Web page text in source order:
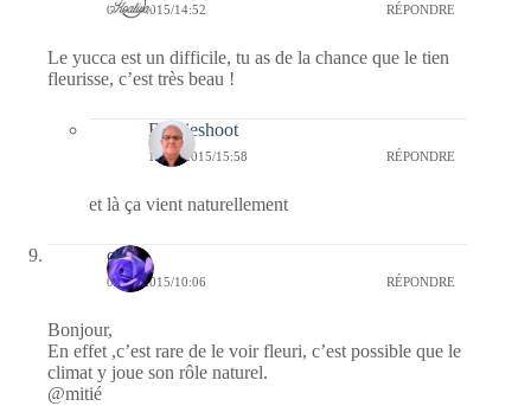
09/06/2015/14:52 RÉPONDRE
Le yucca est un difficile, tu as de la chance que le tien
fleurisse, c’est très beau !
Bernieshoot
14/06/2015/15:58 RÉPONDRE
et là ça vient naturellement
covix
09/06/2015/10:06 RÉPONDRE
Bonjour,
En effet ,c’est rare de le voir fleuri, c’est possible que le
climat y joue son rôle naturel.
@mitié